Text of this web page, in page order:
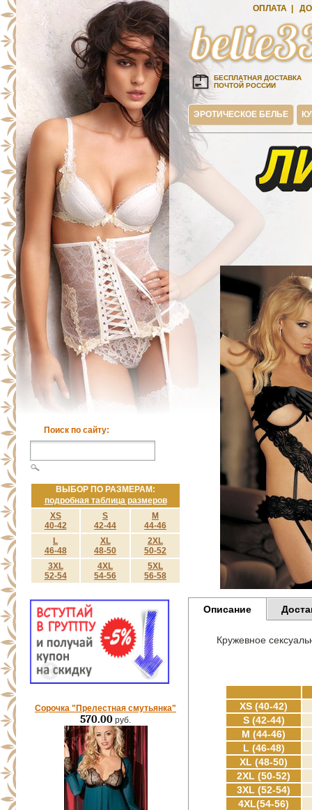
Поиск по сайту:
ВЫБОР ПО РАЗМЕРАМ:
подробная таблица размеров
XS
40-42
S
42-44
M
44-46
L
46-48
XL
48-50
2XL
50-52
3XL
52-54
4XL
54-56
5XL
56-58
Сорочка "Прелестная смутьянка"
570.00 руб.
ОПЛАТА
БЕСПЛАТНАЯ ДОСТАВКА
ПОЧТОЙ РОССИИ
ЭРОТИЧЕСКОЕ БЕЛЬЕ
Описание
Кружевное
XS (40-42)
S (42-44)
M (44-46)
L (46-48)
XL (48-50)
2XL (50-52)
3XL (52-54)
4XL(54-56)